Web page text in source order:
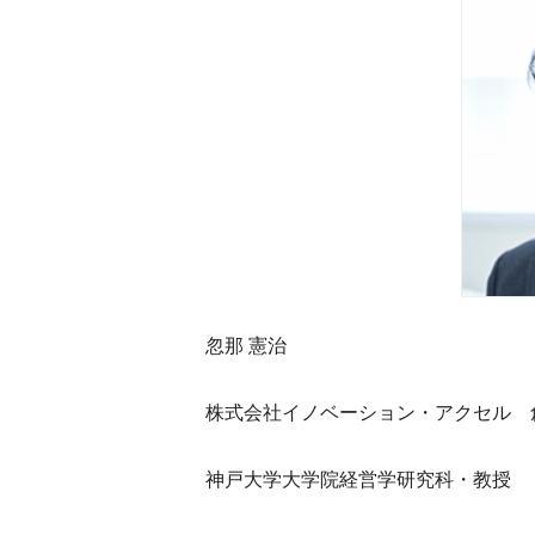
忽那 憲治
株式会社イノベーション・アクセル
神戸大学大学院経営学研究科・教授